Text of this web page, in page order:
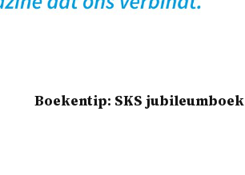
Boekentip: SKS jubileumboek